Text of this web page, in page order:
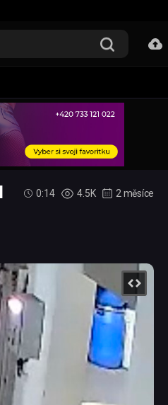
0:14 4.5K 2 měsíce